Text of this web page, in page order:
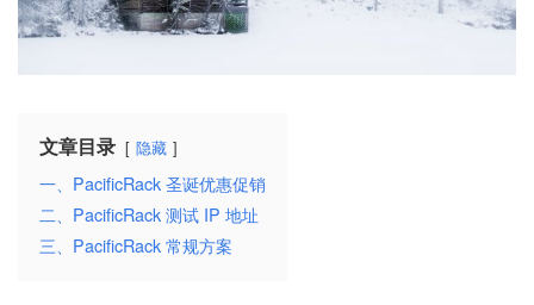
文章目录 隐藏
一、PacificRack 圣诞优惠促销
二、PacificRack 测试 IP 地址
三、PacificRack 常规方案